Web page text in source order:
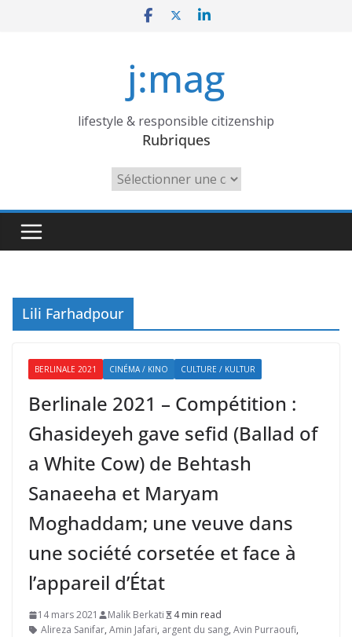
j:mag
lifestyle & responsible citizenship
Rubriques
Rubriques
Lili Farhadpour
BERLINALE 2021 CINÉMA / KINO CULTURE / KULTUR
Berlinale 2021 – Compétition :
Ghasideyeh gave sefid (Ballad of
a White Cow) de Behtash
Sanaeeha et Maryam
Moghaddam; une veuve dans
une société corsetée et face à
l’appareil d’État
14 mars 2021 Malik Berkati
4 min read
Alireza Sanifar, Amin Jafari, argent du sang, Avin Purraoufi,